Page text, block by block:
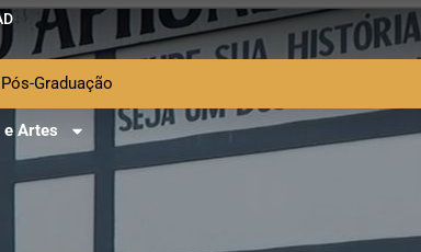
Pós-Graduação
e Artes